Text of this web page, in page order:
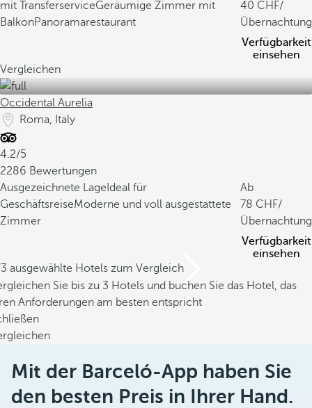
mit TransferserviceGeräumige Zimmer mit
BalkonPanoramarestaurant
40
/
Übernachtung
Verfügbarkeit
einsehen
Vergleichen
Occidental Aurelia
Roma, Italy
4.2/5
2286 Bewertungen
Ausgezeichnete Lage Ideal für
GeschäftsreiseModerne und voll ausgestattete
Zimmer
Ab
78
/
Übernachtung
Verfügbarkeit
einsehen
ausgewählte Hotels zum Vergleich
Sie bis zu 3 Hotels und buchen Sie das Hotel, das
Anforderungen am besten entspricht
Mit der Barceló-App haben Sie
den besten Preis in Ihrer Hand.